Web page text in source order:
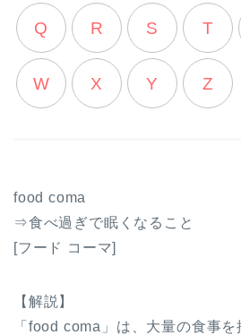
Q R S T
W X Y Z
food coma
⇒食べ過ぎで眠くなること
[フード コーマ]
【解説】
「food coma」は、大量の食事